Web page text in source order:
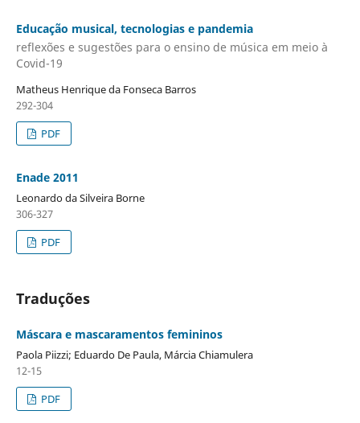
Educação musical, tecnologias e pandemia
reflexões e sugestões para o ensino de música em meio à
Covid-19
Matheus Henrique da Fonseca Barros
292-304
PDF
Enade 2011
Leonardo da Silveira Borne
306-327
PDF
Traduções
Máscara e mascaramentos femininos
Paola Piizzi; Eduardo De Paula, Márcia Chiamulera
12-15
PDF